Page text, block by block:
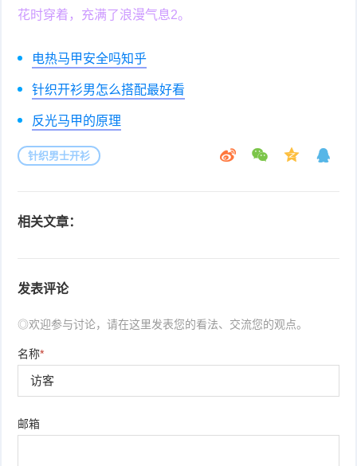
花时穿着，充满了浪漫气息2。
电热马甲安全吗知乎
针织开衫男怎么搭配最好看
反光马甲的原理
针织男士开衫
相关文章：
发表评论
◎欢迎参与讨论，请在这里发表您的看法、交流您的观点。
名称*
邮箱